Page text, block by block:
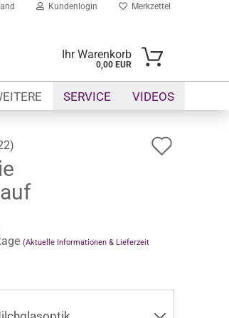
Kundenlogin Merkzettel
Ihr Warenkorb
0,00 EUR
SERVICE VIDEOS
)
(Aktuelle Informationen & Lieferzeit